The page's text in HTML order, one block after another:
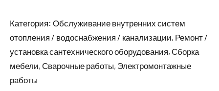
Категория: Обслуживание внутренних систем
отопления / водоснабжения / канализации, Ремонт /
установка сантехнического оборудования, Сборка
мебели, Сварочные работы, Электромонтажные
работы